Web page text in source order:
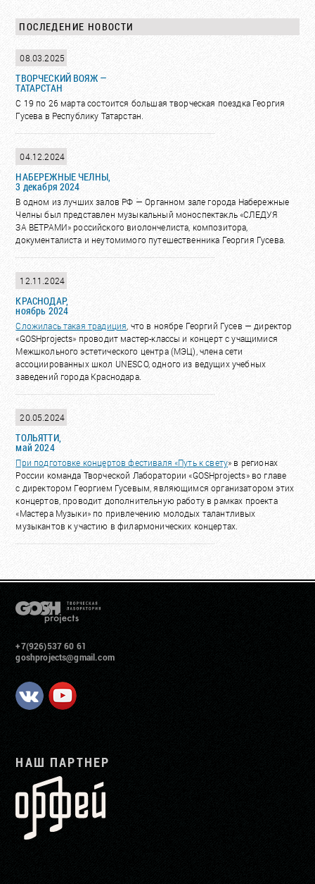
ПОСЛЕДЕНИЕ НОВОСТИ
08.03.2025
ТВОРЧЕСКИЙ ВОЯЖ —
ТАТАРСТАН
С 19 по 26 марта состоится большая творческая поездка Георгия
Гусева в Республику Татарстан.
04.12.2024
НАБЕРЕЖНЫЕ ЧЕЛНЫ,
3 декабря 2024
В одном из лучших залов РФ ؘ— Органном зале города Набережные
Челны был представлен музыкальный моноспектакль «СЛЕДУЯ
ЗА ВЕТРАМИ» российского виолончелиста, композитора,
документалиста и неутомимого путешественника Георгия Гусева.
12.11.2024
КРАСНОДАР,
ноябрь 2024
Сложилась такая традиция , что в ноябре Георгий Гусев — директор
«GOSHprojects» проводит мастер-классы и концерт с учащимися
Межшкольного эстетического центра (МЭЦ), члена сети
ассоциированных школ UNESCO, одного из ведущих учебных
заведений города Краснодара.
20.05.2024
ТОЛЬЯТТИ,
май 2024
При подготовке концертов фестиваля «Путь к свету» в регионах
России команда Творческой Лаборатории «GOSHprojects» во главе
с директором Георгием Гусевым, являющимся организатором этих
концертов, проводит дополнительную работу в рамках проекта
«Мастера Музыки» по привлечению молодых талантливых
музыкантов к участию в филармонических концертах.
+7(926)537 60 61
goshprojects@gmail.com
НАШ ПАРТНЕР